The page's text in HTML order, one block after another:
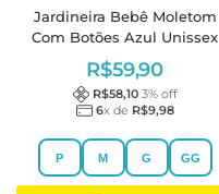
Jardineira Bebê Moletom
Com Botões Azul Unissex
R$59,90
R$58,10 3% off
6x de R$9,98
P M G GG